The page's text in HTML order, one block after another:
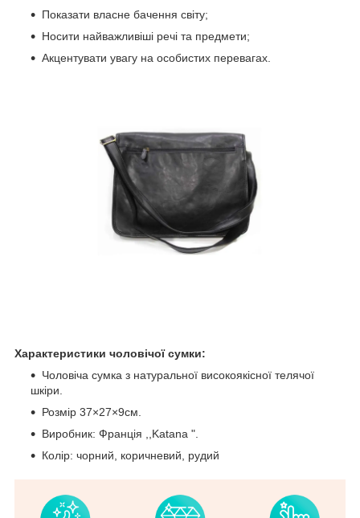
Показати власне бачення світу;
Носити найважливіші речі та предмети;
Акцентувати увагу на особистих перевагах.
Характеристики чоловічої сумки:
Чоловіча сумка з натуральної високоякісної телячої
шкіри.
Розмір 37×27×9см.
Виробник: Франція ,,Katana ".
Колір: чорний, коричневий, рудий